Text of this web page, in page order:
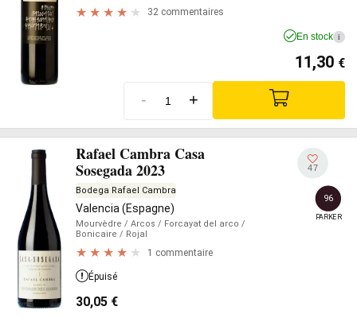
32 commentaires
En stock i
11,30 €
- +
Rafael Cambra Casa
Sosegada 2023
Bodega Rafael Cambra
Valencia (Espagne)
Mourvèdre / Arcos / Forcayat del arco /
Bonicaire / Rojal
1 commentaire
47
96
PARKER
Épuisé
30,05 €